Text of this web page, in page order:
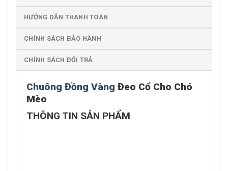
HƯỚNG DẪN THANH TOÁN
CHÍNH SÁCH BẢO HÀNH
CHÍNH SÁCH ĐỔI TRẢ
Chuông Đồng Vàng Đeo Cổ Cho Chó
Mèo
THÔNG TIN SẢN PHẨM